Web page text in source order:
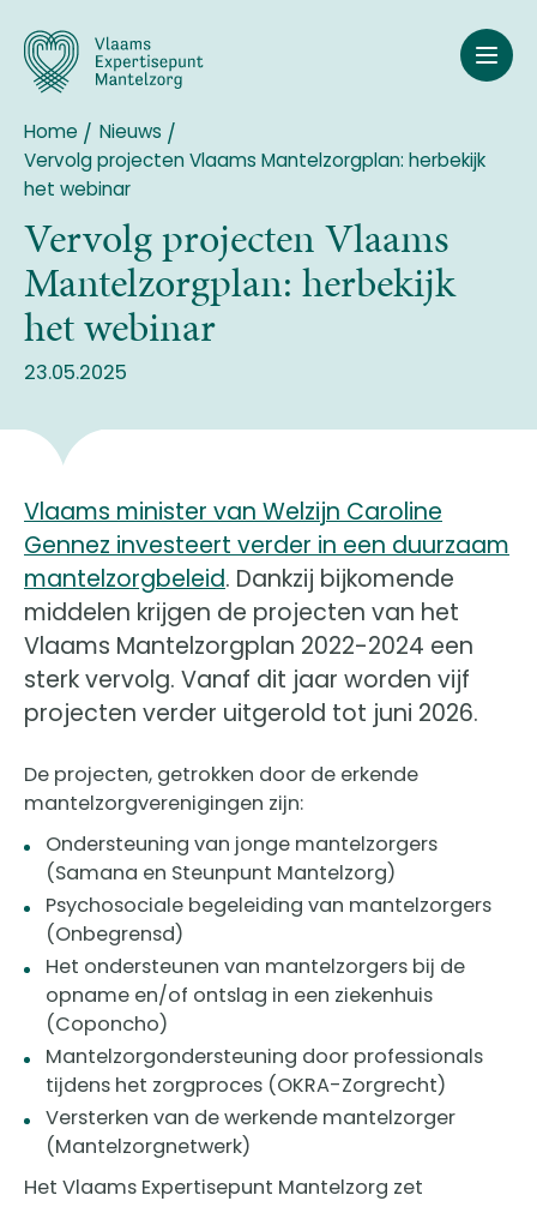
naar
inhoud
gaan
Breadcrumb
Home
Nieuws
Vervolg projecten Vlaams Mantelzorgplan: herbekijk
het webinar
Vervolg projecten Vlaams
Mantelzorgplan: herbekijk
het webinar
23.05.2025
Vlaams minister van Welzijn Caroline
Gennez investeert verder in een duurzaam
mantelzorgbeleid. Dankzij bijkomende
middelen krijgen de projecten van het
Vlaams Mantelzorgplan 2022-2024 een
sterk vervolg. Vanaf dit jaar worden vijf
projecten verder uitgerold tot juni 2026.
De projecten, getrokken door de erkende
mantelzorgverenigingen zijn:
Ondersteuning van jonge mantelzorgers
(Samana en Steunpunt Mantelzorg)
Psychosociale begeleiding van mantelzorgers
(Onbegrensd)
Het ondersteunen van mantelzorgers bij de
opname en/of ontslag in een ziekenhuis
(Coponcho)
Mantelzorgondersteuning door professionals
tijdens het zorgproces (OKRA-Zorgrecht)
Versterken van de werkende mantelzorger
(Mantelzorgnetwerk)
Het Vlaams Expertisepunt Mantelzorg zet